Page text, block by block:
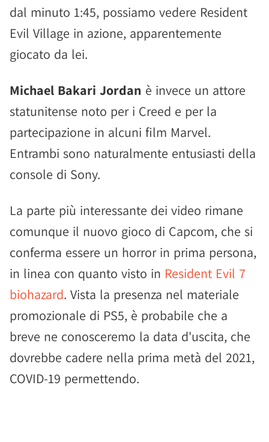
dal minuto 1:45, possiamo vedere Resident
Evil Village in azione, apparentemente
giocato da lei.
Michael Bakari Jordan è invece un attore
statunitense noto per i Creed e per la
partecipazione in alcuni film Marvel.
Entrambi sono naturalmente entusiasti della
console di Sony.
La parte più interessante dei video rimane
comunque il nuovo gioco di Capcom, che si
conferma essere un horror in prima persona,
in linea con quanto visto in Resident Evil 7
biohazard. Vista la presenza nel materiale
promozionale di PS5, è probabile che a
breve ne conosceremo la data d'uscita, che
dovrebbe cadere nella prima metà del 2021,
COVID-19 permettendo.